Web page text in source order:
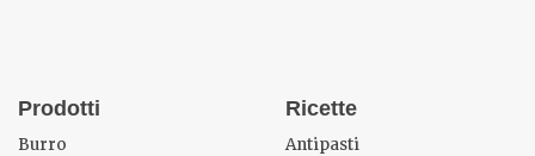
Prodotti
Burro
Ricette
Antipasti